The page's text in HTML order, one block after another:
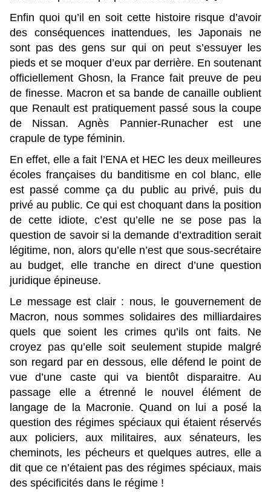
Enfin quoi qu’il en soit cette histoire risque d’avoir
des conséquences inattendues, les Japonais ne
sont pas des gens sur qui on peut s’essuyer les
pieds et se moquer d’eux par derrière. En soutenant
officiellement Ghosn, la France fait preuve de peu
de finesse. Macron et sa bande de canaille oublient
que Renault est pratiquement passé sous la coupe
de Nissan. Agnès Pannier-Runacher est une
crapule de type féminin.
En effet, elle a fait l’ENA et HEC les deux meilleures
écoles françaises du banditisme en col blanc, elle
est passé comme ça du public au privé, puis du
privé au public. Ce qui est choquant dans la position
de cette idiote, c’est qu’elle ne se pose pas la
question de savoir si la demande d’extradition serait
légitime, non, alors qu’elle n’est que sous-secrétaire
au budget, elle tranche en direct d’une question
juridique épineuse.
Le message est clair : nous, le gouvernement de
Macron, nous sommes solidaires des milliardaires
quels que soient les crimes qu’ils ont faits. Ne
croyez pas qu’elle soit seulement stupide malgré
son regard par en dessous, elle défend le point de
vue d’une caste qui va bientôt disparaitre. Au
passage elle a étrenné le nouvel élément de
langage de la Macronie. Quand on lui a posé la
question des régimes spéciaux qui étaient réservés
aux policiers, aux militaires, aux sénateurs, les
cheminots, les pécheurs et quelques autres, elle a
dit que ce n’étaient pas des régimes spéciaux, mais
des spécificités dans le régime !